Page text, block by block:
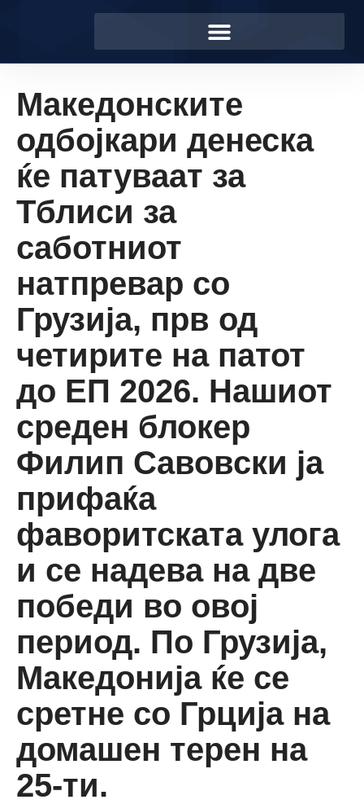
Македонските
одбојкари денеска
ќе патуваат за
Тблиси за
саботниот
натпревар со
Грузија, прв од
четирите на патот
до ЕП 2026. Нашиот
среден блокер
Филип Савовски ја
прифаќа
фаворитската улога
и се надева на две
победи во овој
период. По Грузија,
Македонија ќе се
сретне со Грција на
домашен терен на
25-ти.